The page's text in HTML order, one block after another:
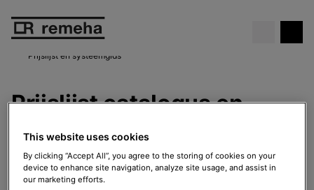
Gratis cv-ketel. Daar kan je niet
omheen!
Bekijk de actie
Prijslijst en systeemgids
Prijslijst catalogus en
systeemgids
Heeft u vragen over producten en/of de prijzen voor
2026, neem dan contact op met onze afdeling
This website uses cookies
By clicking “Accept All”, you agree to the storing of cookies on your
device to enhance site navigation, analyze site usage, and assist in
our marketing efforts.